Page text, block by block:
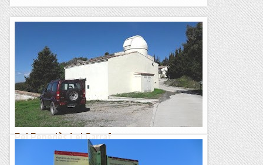
Pel Penedès i el Garraf
Aprofitant que cap a la muntanya encara hi ha força neu